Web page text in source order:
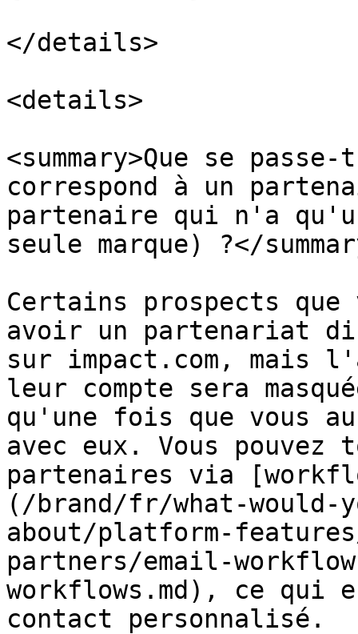
</details>
<details>
<summary>Que se
correspond à un
partenaire qui n'a
seule marque) ?</
Certains prospects que
avoir un partenariat
sur impact.com, mais
leur compte sera
qu'une fois que vous
avec eux. Vous
partenaires via
(/brand/fr/what-
about/platform-
partners/email-
workflows.md), ce qui
contact personnalisé.